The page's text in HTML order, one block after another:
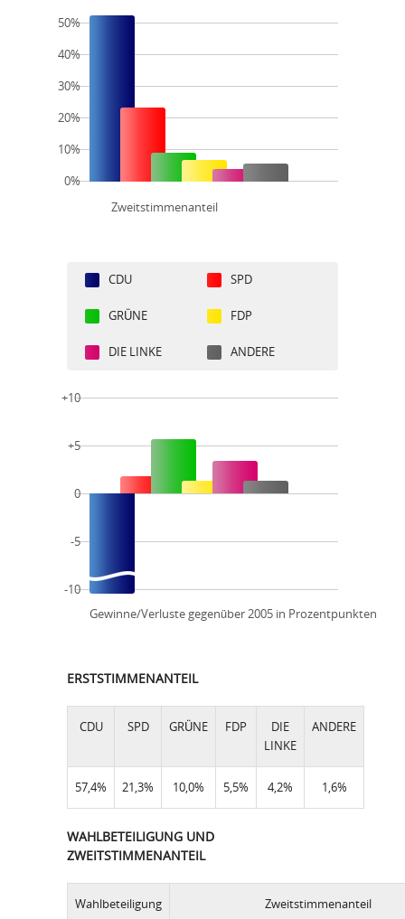
Zweitstimmenanteil
50%
40%
30%
20%
10%
0%
CDU SPD
GRÜNE FDP
DIE LINKE ANDERE
Gewinne/Verluste gegenüber 2005 in Prozentpunkten
+10
+5
0
-5
-10
ERSTSTIMMENANTEIL
CDU SPD GRÜNE FDP
DIE
LINKE
ANDERE
57,4% 21,3% 10,0% 5,5% 4,2% 1,6%
WAHLBETEILIGUNG UND
ZWEITSTIMMENANTEIL
Wahlbeteiligung Zweitstimmenanteil